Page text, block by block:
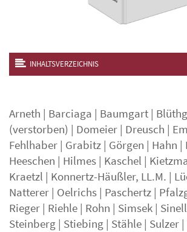
INHALTSVERZEICHNIS
Arneth | Barciaga | Baumgart |
(verstorben) | Domeier | Dreusch |
Fehlhaber | Grabitz | Görgen | Hahn |
Heeschen | Hilmes | Kaschel |
Kraetzl | Konnertz-Häußler, LL.M. |
Natterer | Oelrichs | Paschertz |
Rieger | Riehle | Rohn | Simsek | Sinell
Steinberg | Stiebing | Stähle | Sulzer |